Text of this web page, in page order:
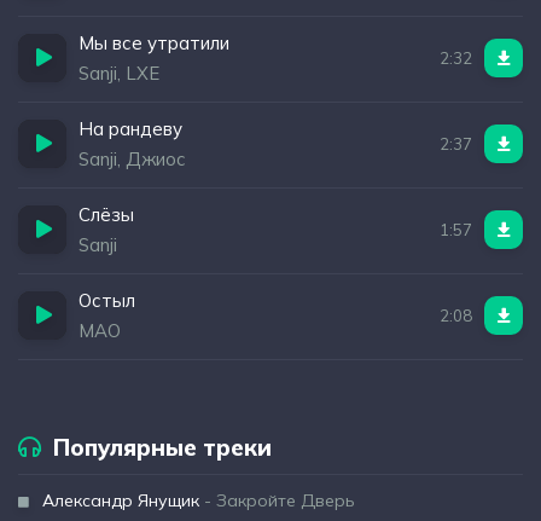
Мы все утратили
Sanji, LXE
2:32
На рандеву
Sanji, Джиос
2:37
Слёзы
Sanji
1:57
Остыл
MAO
2:08
Популярные треки
Александр Янущик - Закройте Дверь